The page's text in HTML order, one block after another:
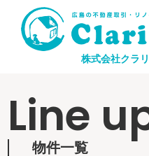
株式会社クラ
Line
物件一覧